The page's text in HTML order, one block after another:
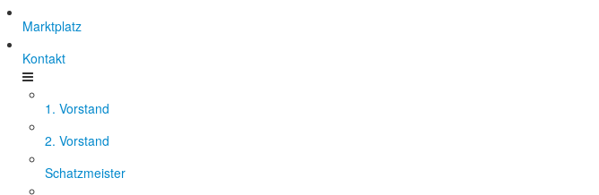
Marktplatz
Kontakt
1. Vorstand
2. Vorstand
Schatzmeister